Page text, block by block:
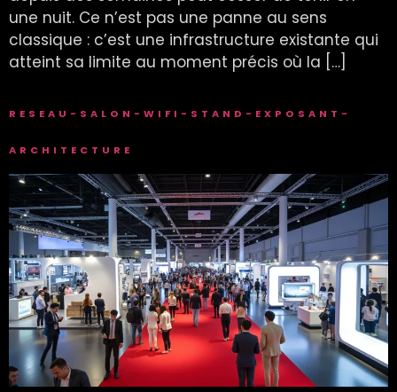
une nuit. Ce n’est pas une panne au sens
classique : c’est une infrastructure existante qui
atteint sa limite au moment précis où la […]
RESEAU-SALON-WIFI-STAND-EXPOSANT-
ARCHITECTURE